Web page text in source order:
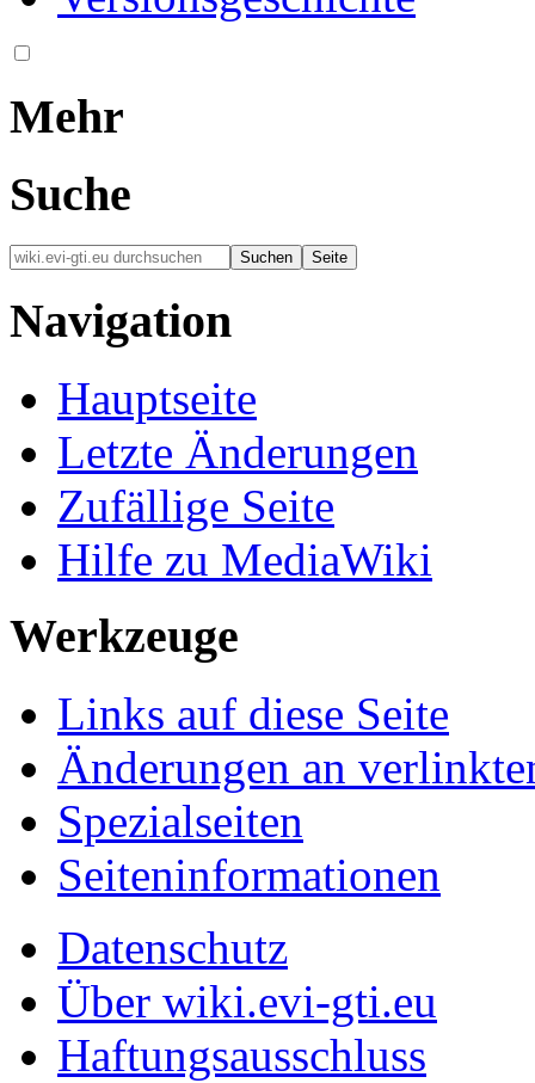
Mehr
Suche
Navigation
Hauptseite
Letzte Änderungen
Zufällige Seite
Hilfe zu MediaWiki
Werkzeuge
Links auf diese Seite
Änderungen an
Spezialseiten
Seiten­informationen
Datenschutz
Über wiki.evi-gti.eu
Haftungsausschluss